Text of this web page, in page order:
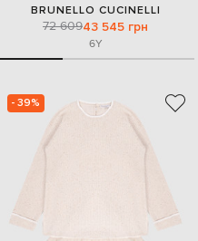
BRUNELLO CUCINELLI
72 60943 545 грн
6Y
- 39%